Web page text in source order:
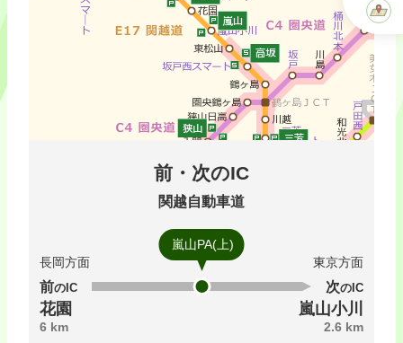
前・次のIC
関越自動車道
嵐山PA(上)
長岡方面
前のIC
花園
6 km
東京方面
次のIC
嵐山小川
2.6 km